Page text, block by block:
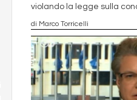
violando la legge sulla
di Marco Torricelli